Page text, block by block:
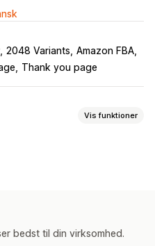
2048 Variants Amazon FBA
Thank you page
Vis funktioner
bedst til din virksomhed.